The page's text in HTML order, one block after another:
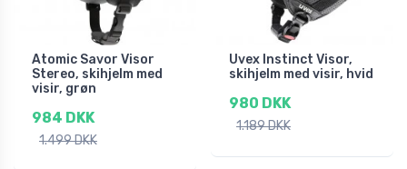
Atomic Savor Visor
Stereo, skihjelm med
visir, grøn
984 DKK
1.499 DKK
Uvex Instinct Visor,
skihjelm med visir, hvid
980 DKK
1.189 DKK